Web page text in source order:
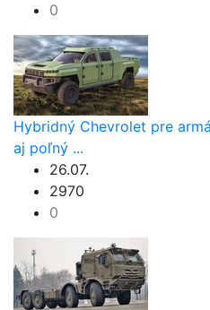
0
Hybridný Chevrolet pre
aj poľný ...
26.07.
2970
0